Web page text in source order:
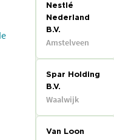
Nestlé
Nederland
B.V.
Amstelveen
Spar Holding
B.V.
Waalwijk
Van Loon